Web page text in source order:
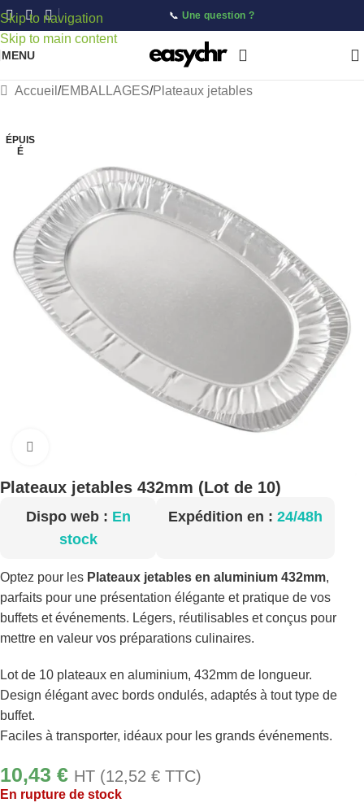
Skip to navigation
Skip to main content
📞 Une question ?
MENU
Accueil /EMBALLAGES/Plateaux jetables
ÉPUIS
É
Plateaux jetables 432mm (Lot de 10)
Dispo web : En
stock
Expédition en : 24/48h
Optez pour les Plateaux jetables en aluminium 432mm,
parfaits pour une présentation élégante et pratique de vos
buffets et événements. Légers, réutilisables et conçus pour
mettre en valeur vos préparations culinaires.
Lot de 10 plateaux en aluminium, 432mm de longueur.
Design élégant avec bords ondulés, adaptés à tout type de
buffet.
Faciles à transporter, idéaux pour les grands événements.
10,43 € HT (12,52 € TTC)
En rupture de stock